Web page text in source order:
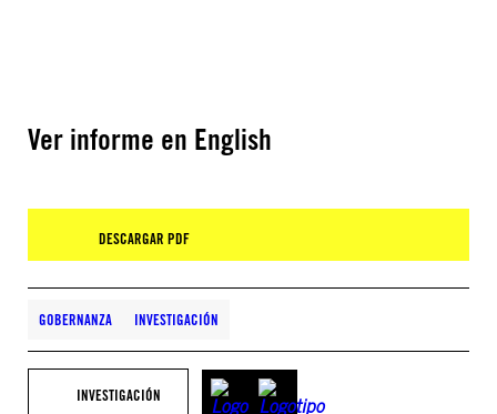
Ver informe en English
DESCARGAR PDF
GOBERNANZA INVESTIGACIÓN
INVESTIGACIÓN